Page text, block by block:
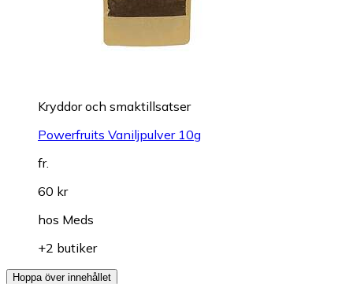
Kryddor och smaktillsatser
Powerfruits Vaniljpulver 10g
fr.
60 kr
hos Meds
+2 butiker
Hoppa över innehållet